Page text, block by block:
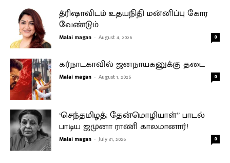
த்ரிஷாவிடம் உதயநிதி மன்னிப்பு கோர
வேண்டும்
Malai magan - August 4, 2026 0
கர்நாடகாவில் ஜனநாயகனுக்கு தடை
Malai magan - August 1, 2026 0
‘செந்தமிழத்; தேன்மொழியாள்” பாடல்
பாடிய ஜமுனா ராணி காலமானார்!
Malai magan - July 31, 2026 0